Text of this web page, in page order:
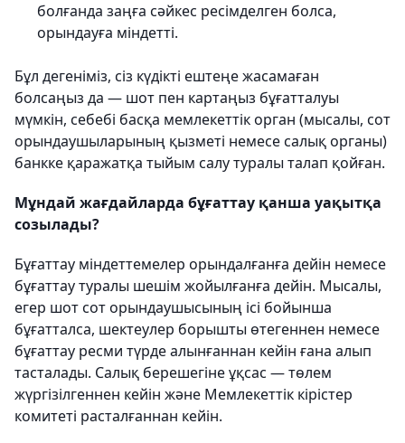
болғанда заңға сәйкес ресімделген болса,
орындауға міндетті.
Бұл дегеніміз, сіз күдікті ештеңе жасамаған
болсаңыз да — шот пен картаңыз бұғатталуы
мүмкін, себебі басқа мемлекеттік орган (мысалы, сот
орындаушыларының қызметі немесе салық органы)
банкке қаражатқа тыйым салу туралы талап қойған.
Мұндай жағдайларда бұғаттау қанша уақытқа
созылады?
Бұғаттау міндеттемелер орындалғанға дейін немесе
бұғаттау туралы шешім жойылғанға дейін. Мысалы,
егер шот сот орындаушысының ісі бойынша
бұғатталса, шектеулер борышты өтегеннен немесе
бұғаттау ресми түрде алынғаннан кейін ғана алып
тасталады. Салық берешегіне ұқсас — төлем
жүргізілгеннен кейін және Мемлекеттік кірістер
комитеті расталғаннан кейін.